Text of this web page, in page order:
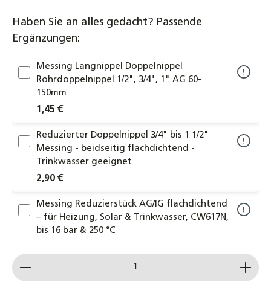
Haben Sie an alles gedacht? Passende
Ergänzungen:
Messing Langnippel Doppelnippel
Rohrdoppelnippel 1/2", 3/4", 1" AG 60-
150mm
1,45 €
Reduzierter Doppelnippel 3/4" bis 1 1/2"
Messing - beidseitig flachdichtend -
Trinkwasser geeignet
2,90 €
Messing Reduzierstück AG/IG flachdichtend
– für Heizung, Solar & Trinkwasser, CW617N,
bis 16 bar & 250 °C
Produkt Anzahl: Gib den gewünschten Wert ein